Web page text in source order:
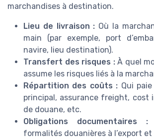
marchandises à destination.
Lieu de livraison : Où la
main (par exemple, port
navire, lieu destination).
Transfert des risques :À quel
assume les risques liés à la
Répartition des coûts : Qui
principal, assurance freight, cost
de douane, etc.
Obligations documentaires :
formalités douanières à l’export et